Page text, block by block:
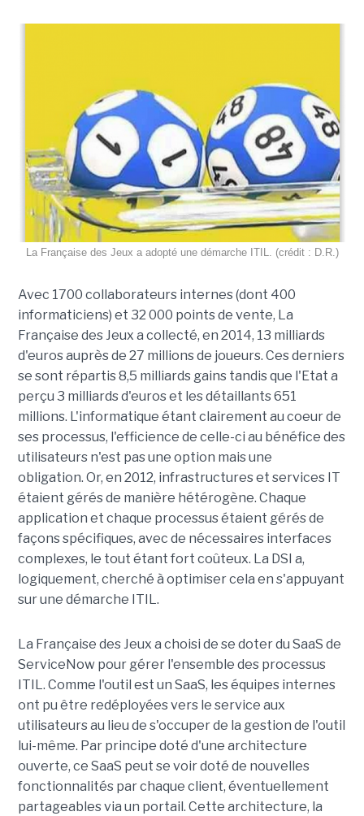
La Française des Jeux a adopté une démarche ITIL. (crédit : D.R.)
Avec 1700 collaborateurs internes (dont 400
informaticiens) et 32 000 points de vente, La
Française des Jeux a collecté, en 2014, 13 milliards
d'euros auprès de 27 millions de joueurs. Ces derniers
se sont répartis 8,5 milliards gains tandis que l'Etat a
perçu 3 milliards d'euros et les détaillants 651
millions. L'informatique étant clairement au coeur de
ses processus, l'efficience de celle-ci au bénéfice des
utilisateurs n'est pas une option mais une
obligation. Or, en 2012, infrastructures et services IT
étaient gérés de manière hétérogène. Chaque
application et chaque processus étaient gérés de
façons spécifiques, avec de nécessaires interfaces
complexes, le tout étant fort coûteux. La DSI a,
logiquement, cherché à optimiser cela en s'appuyant
sur une démarche ITIL.
La Française des Jeux a choisi de se doter du SaaS de
ServiceNow pour gérer l'ensemble des processus
ITIL. Comme l'outil est un SaaS, les équipes internes
ont pu être redéployées vers le service aux
utilisateurs au lieu de s'occuper de la gestion de l'outil
lui-même. Par principe doté d'une architecture
ouverte, ce SaaS peut se voir doté de nouvelles
fonctionnalités par chaque client, éventuellement
partageables via un portail. Cette architecture, la